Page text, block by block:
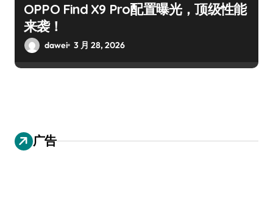
OPPO Find X9 Pro配置曝光，顶级性能
来袭！
dawei 3 月 28, 2026
广告